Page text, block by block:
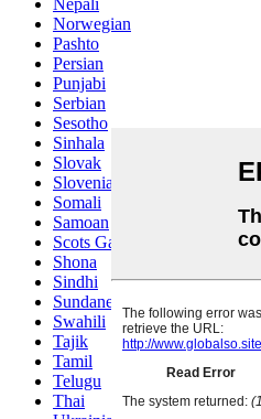
Nepali
Norwegian
Pashto
Persian
Punjabi
Serbian
Sesotho
Sinhala
Slovak
Slovenian
Somali
Samoan
Scots Gaelic
Shona
Sindhi
Sundanese
Swahili
Tajik
Tamil
Telugu
Thai